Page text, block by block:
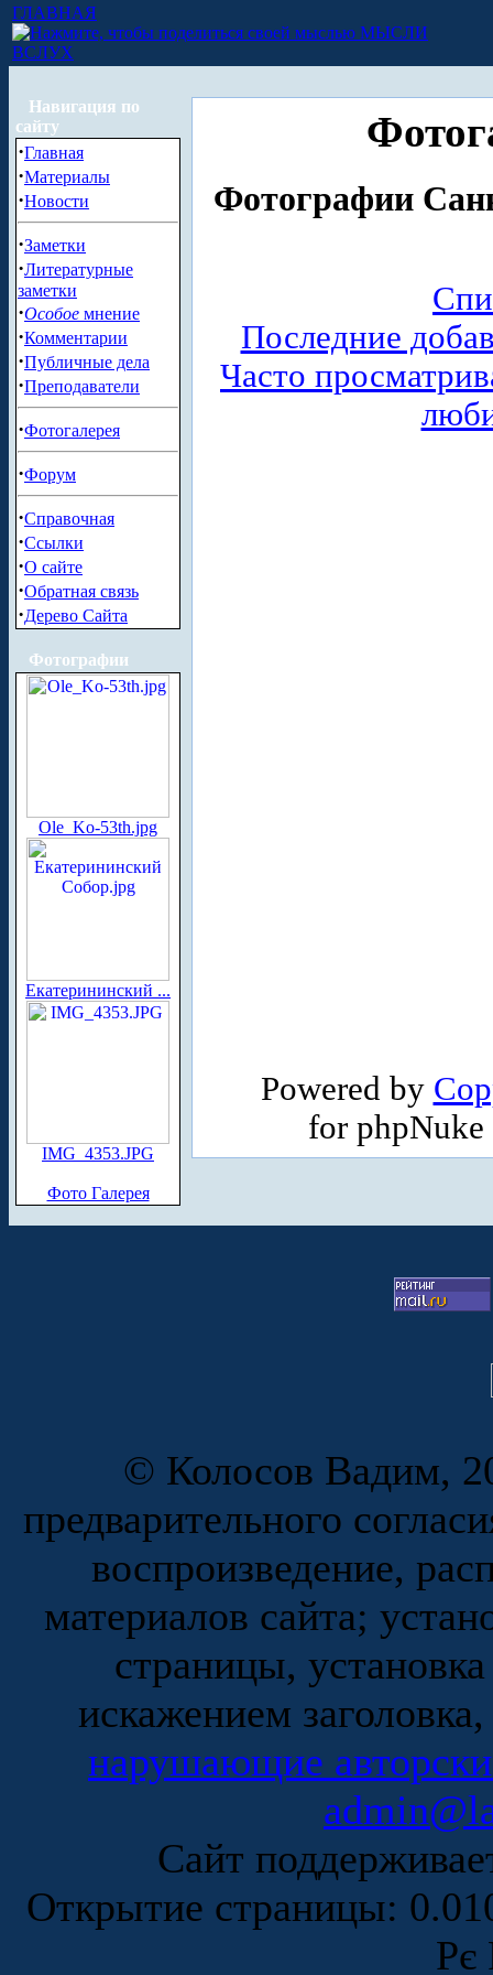
ГЛАВНАЯ
МЫСЛИ
ВСЛУХ
Навигация по
сайту
·Главная
·Материалы
·Новости
·Заметки
·Литературные
заметки
·Особое мнение
·Комментарии
·Публичные дела
·Преподаватели
·Фотогалерея
·Форум
·Справочная
·Ссылки
·О сайте
·Обратная связь
·Дерево Сайта
Фотографии
Ole_Ko-53th.jpg
Екатерининский ...
IMG_4353.JPG
Фото Галерея
Фотографии
Последние
Часто
Powered by
for
© Колосов Вадим,
предварительного
воспроизведение,
материалов сайта;
страницы,
искажением
нарушающие
Сайт
Открытие страницы:
Рє